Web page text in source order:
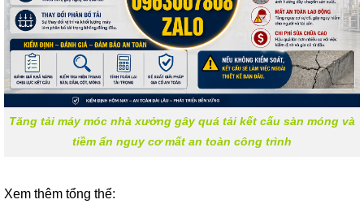
Tăng tải máy móc nhà xưởng gây quá tải kết cấu sàn móng và
tiềm ẩn nguy cơ mất an toàn công trình
Xem thêm tổng thể: